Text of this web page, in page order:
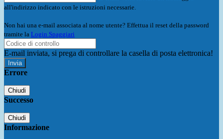
all'indirizzo indicato con le istruzioni necessarie.
Non hai una e-mail associata al nome utente? Effettua il reset della password
tramite la Login Spaggiari
E-mail inviata, si prega di controllare la casella di posta elettronica!
Errore
Chiudi
Successo
Chiudi
Informazione